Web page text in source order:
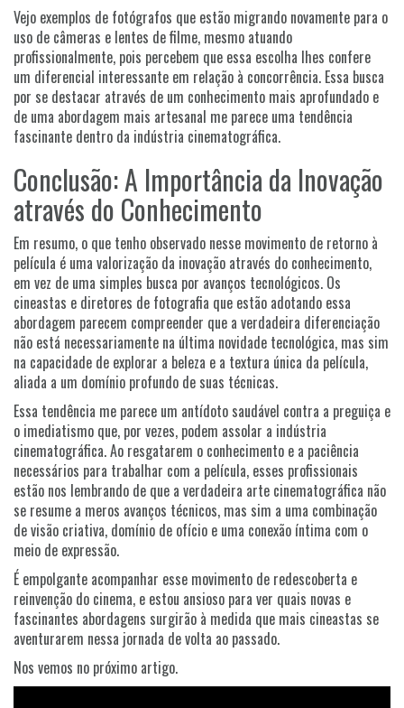
Vejo exemplos de fotógrafos que estão migrando novamente para o
uso de câmeras e lentes de filme, mesmo atuando
profissionalmente, pois percebem que essa escolha lhes confere
um diferencial interessante em relação à concorrência. Essa busca
por se destacar através de um conhecimento mais aprofundado e
de uma abordagem mais artesanal me parece uma tendência
fascinante dentro da indústria cinematográfica.
Conclusão: A Importância da Inovação
através do Conhecimento
Em resumo, o que tenho observado nesse movimento de retorno à
película é uma valorização da inovação através do conhecimento,
em vez de uma simples busca por avanços tecnológicos. Os
cineastas e diretores de fotografia que estão adotando essa
abordagem parecem compreender que a verdadeira diferenciação
não está necessariamente na última novidade tecnológica, mas sim
na capacidade de explorar a beleza e a textura única da película,
aliada a um domínio profundo de suas técnicas.
Essa tendência me parece um antídoto saudável contra a preguiça e
o imediatismo que, por vezes, podem assolar a indústria
cinematográfica. Ao resgatarem o conhecimento e a paciência
necessários para trabalhar com a película, esses profissionais
estão nos lembrando de que a verdadeira arte cinematográfica não
se resume a meros avanços técnicos, mas sim a uma combinação
de visão criativa, domínio de ofício e uma conexão íntima com o
meio de expressão.
É empolgante acompanhar esse movimento de redescoberta e
reinvenção do cinema, e estou ansioso para ver quais novas e
fascinantes abordagens surgirão à medida que mais cineastas se
aventurarem nessa jornada de volta ao passado.
Nos vemos no próximo artigo.